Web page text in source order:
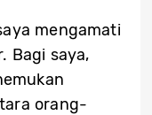
mengamati
Bagi saya,
orang-